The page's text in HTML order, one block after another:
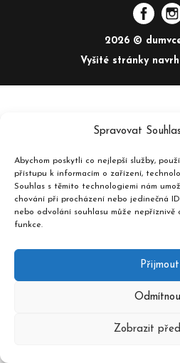
Spravovat
Abychom poskytli co nejlepší služby,
přístupu k informacím o zařízení,
Souhlas s těmito technologiemi nám
chování při procházení nebo jedinečná
nebo odvolání souhlasu může
funkce.
Přijmout
Zobrazit
2026 ©
Vyšité stránky